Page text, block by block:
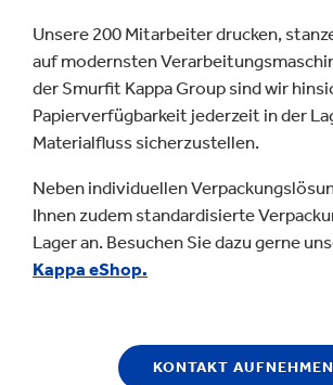
Unsere 200 Mitarbeiter drucken,
auf modernsten
der Smurfit Kappa Group sind wir
Papierverfügbarkeit jederzeit in der
Materialfluss sicherzustellen.
Neben individuellen
Ihnen zudem standardisierte
Lager an. Besuchen Sie dazu gerne
Kappa eShop.
KONTAKT AUFNEHMEN